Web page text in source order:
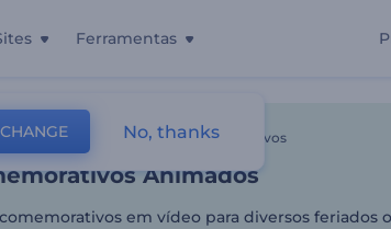
Ferramentas
De Animação Cartões Comemorativos
Animados
em vídeo para diversos feriados
CHANGE No, thanks